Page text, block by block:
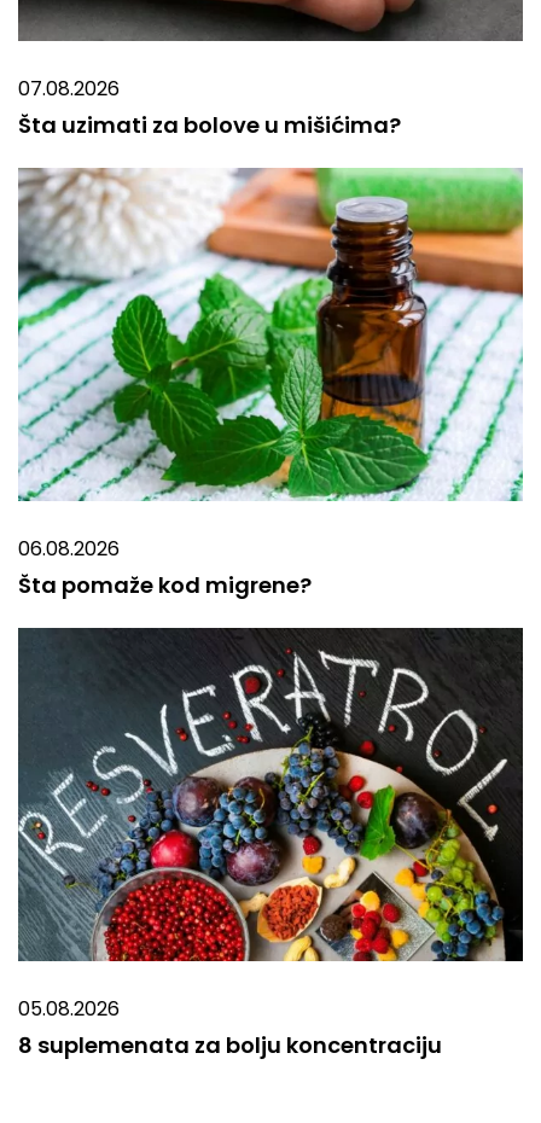
07.08.2026
Šta uzimati za bolove u mišićima?
06.08.2026
Šta pomaže kod migrene?
05.08.2026
8 suplemenata za bolju koncentraciju